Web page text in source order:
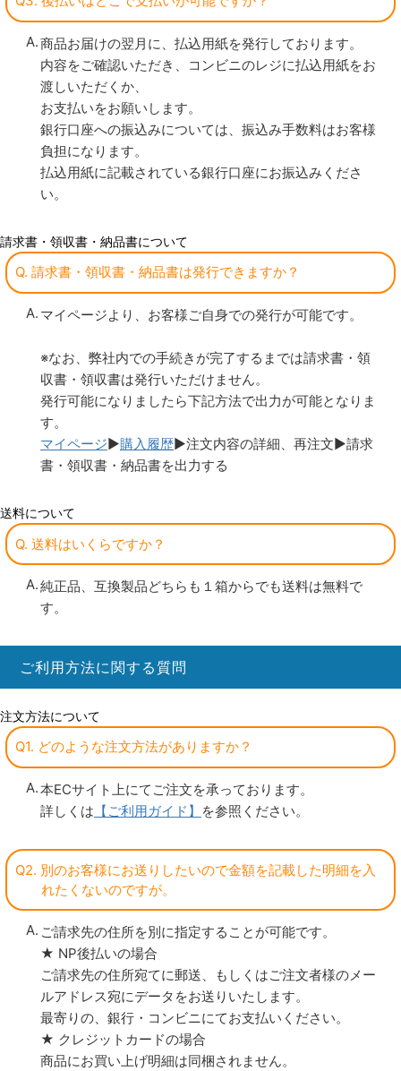
商品お届けの翌月に、払込用紙を発行しております。
内容をご確認いただき、コンビニのレジに払込用紙をお
渡しいただくか、
お支払いをお願いします。
銀行口座への振込みについては、振込み手数料はお客様
負担になります。
払込用紙に記載されている銀行口座にお振込みくださ
い。
請求書・領収書・納品書について
Q. 請求書・領収書・納品書は発行できますか？
マイページより、お客様ご自身での発行が可能です。
※なお、弊社内での手続きが完了するまでは請求書・領
収書・領収書は発行いただけません。
発行可能になりましたら下記方法で出力が可能となりま
す。
マイページ▶購入履歴▶注文内容の詳細、再注文▶請求
書・領収書・納品書を出力する
送料について
Q. 送料はいくらですか？
純正品、互換製品どちらも１箱からでも送料は無料で
す。
ご利用方法に関する質問
注文方法について
Q1. どのような注文方法がありますか？
本ECサイト上にてご注文を承っております。
詳しくは 【ご利用ガイド】 を参照ください。
Q2. 別のお客様にお送りしたいので金額を記載した明細を入
れたくないのですが。
ご請求先の住所を別に指定することが可能です。
★ NP後払いの場合
ご請求先の住所宛てに郵送、もしくはご注文者様のメー
ルアドレス宛にデータをお送りいたします。
最寄りの、銀行・コンビニにてお支払いください。
★ クレジットカードの場合
商品にお買い上げ明細は同梱されません。